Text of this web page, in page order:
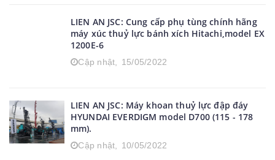
LIEN AN JSC: Cung cấp phụ tùng chính hãng
máy xúc thuỷ lực bánh xích Hitachi,model EX
1200E-6
Cập nhật, 15/05/2022
LIEN AN JSC: Máy khoan thuỷ lực đập đáy
HYUNDAI EVERDIGM model D700 (115 - 178
mm).
Cập nhật, 10/05/2022